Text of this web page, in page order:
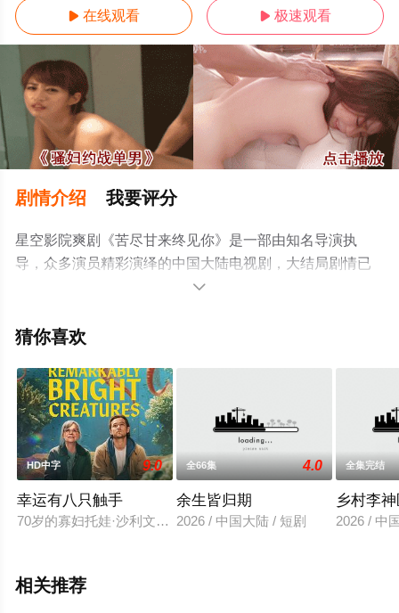
 在线观看  极速观看
剧情介绍 我要评分
星空影院爽剧《苦尽甘来终见你》是一部由知名导演执
导，众多演员精彩演绎的中国大陆电视剧，大结局剧情已
揭晓（全集完结），手机免费观看高清未删减完整版电视
剧、电视猫或剧情网等平台了解。

猜你喜欢
HD中字 9.0
幸运有八只触手
70岁的寡妇托娃·沙利文在索维尔湾水族馆做夜班清洁工，三十
全66集 4.0
余生皆归期
2026 / 中国大陆 / 短剧
全集完结
乡村李
2026 / 中
相关推荐